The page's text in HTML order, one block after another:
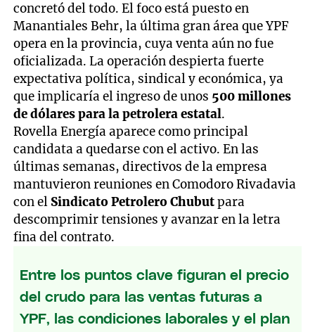
concretó del todo. El foco está puesto en
Manantiales Behr, la última gran área que YPF
opera en la provincia, cuya venta aún no fue
oficializada. La operación despierta fuerte
expectativa política, sindical y económica, ya
que implicaría el ingreso de unos 500 millones
de dólares para la petrolera estatal.
Rovella Energía aparece como principal
candidata a quedarse con el activo. En las
últimas semanas, directivos de la empresa
mantuvieron reuniones en Comodoro Rivadavia
con el Sindicato Petrolero Chubutpara
descomprimir tensiones y avanzar en la letra
fina del contrato.
Entre los puntos clave figuran el precio
del crudo para las ventas futuras a
YPF, las condiciones laborales y el plan